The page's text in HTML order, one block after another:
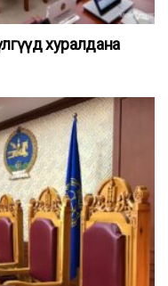
хуралдана